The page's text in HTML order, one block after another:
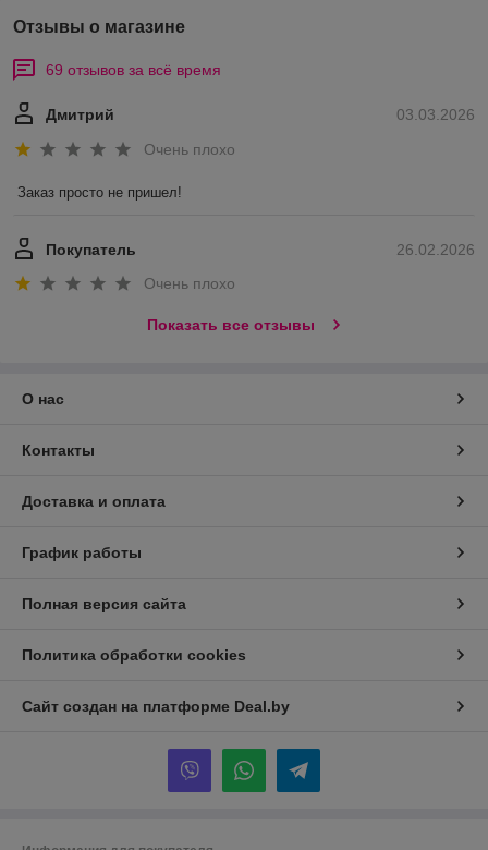
Отзывы о магазине
69 отзывов за всё время
03.03.2026
Дмитрий
Очень плохо
Заказ просто не пришел!
26.02.2026
Покупатель
Очень плохо
Показать все отзывы
О нас
Контакты
Доставка и оплата
График работы
Полная версия сайта
Политика обработки cookies
Сайт создан на платформе Deal.by